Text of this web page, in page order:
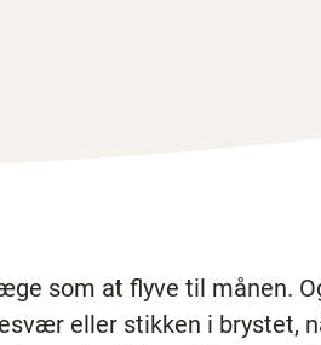
som at flyve til månen.
eller stikken i brystet,